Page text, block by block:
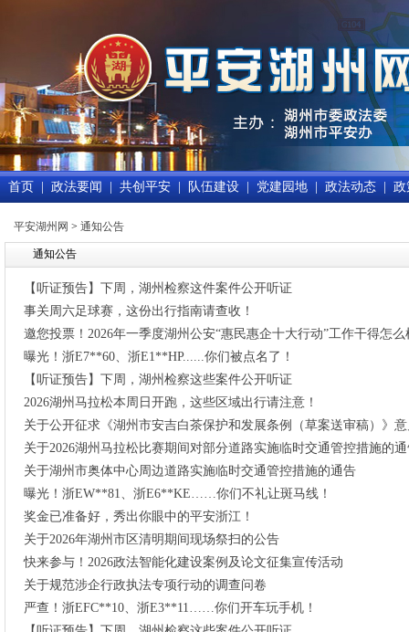
首页 政法要闻 共创平安 队伍建设 党建园地 政法动态 政
平安湖州网 > 通知公告
通知公告
【听证预告】下周，湖州检察这件案件公开听证
事关周六足球赛，这份出行指南请查收！
邀您投票！2026年一季度湖州公安“惠民惠企十大行动”工作干得怎
曝光！浙E7**60、浙E1**HP......你们被点名了！
【听证预告】下周，湖州检察这些案件公开听证
2026湖州马拉松本周日开跑，这些区域出行请注意！
关于公开征求《湖州市安吉白茶保护和发展条例（草案送审稿）》
关于2026湖州马拉松比赛期间对部分道路实施临时交通管控措施的
关于湖州市奥体中心周边道路实施临时交通管控措施的通告
曝光！浙EW**81、浙E6**KE……你们不礼让斑马线！
奖金已准备好，秀出你眼中的平安浙江！
关于2026年湖州市区清明期间现场祭扫的公告
快来参与！2026政法智能化建设案例及论文征集宣传活动
关于规范涉企行政执法专项行动的调查问卷
严查！浙EFC**10、浙E3**11……你们开车玩手机！